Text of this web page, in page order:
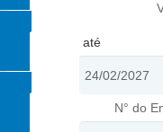
até
N° do